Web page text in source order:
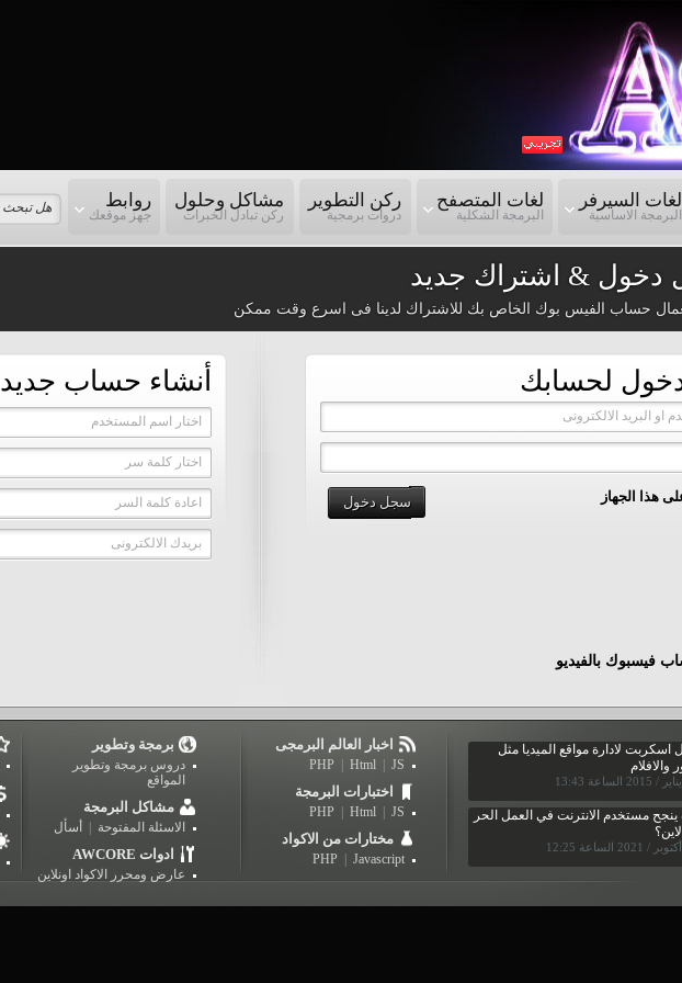
لغات السيرفر
البرمجة الاساسية
لغات المتصفح
البرمجة الشكلية
ركن التطوير
دروات برمجية
مشاكل وحلول
ركن تبادل الخبرات
روابط
جهز موقعك
دخول & اشتراك جديد
حساب الفيس بوك الخاص بك للاشتراك لدينا فى اسرع وقت ممكن
لحسابك
او البريد الالكترونى
هذا الجهاز سجل دخول
فيسبوك بالفيديو
أنشاء حساب جديد
اختار اسم المستخدم
اختار كلمة سر
اعادة كلمة السر
بريدك الالكترونى
برمجة وتطوير
دروس برمجة وتطوير
المواقع
مشاكل البرمجة
الاسئلة المفتوحة أسأل
AWCORE ادوات
عارض ومحرر الاكواد اونلاين
اخبار العالم البرمجى
PHP Html JS
اختبارات البرمجة
PHP Html JS
مختارات من الاكواد
PHP Javascript
اسكربت لادارة مواقع الميديا مثل
والافلام
مستخدم الانترنت في العمل الحر